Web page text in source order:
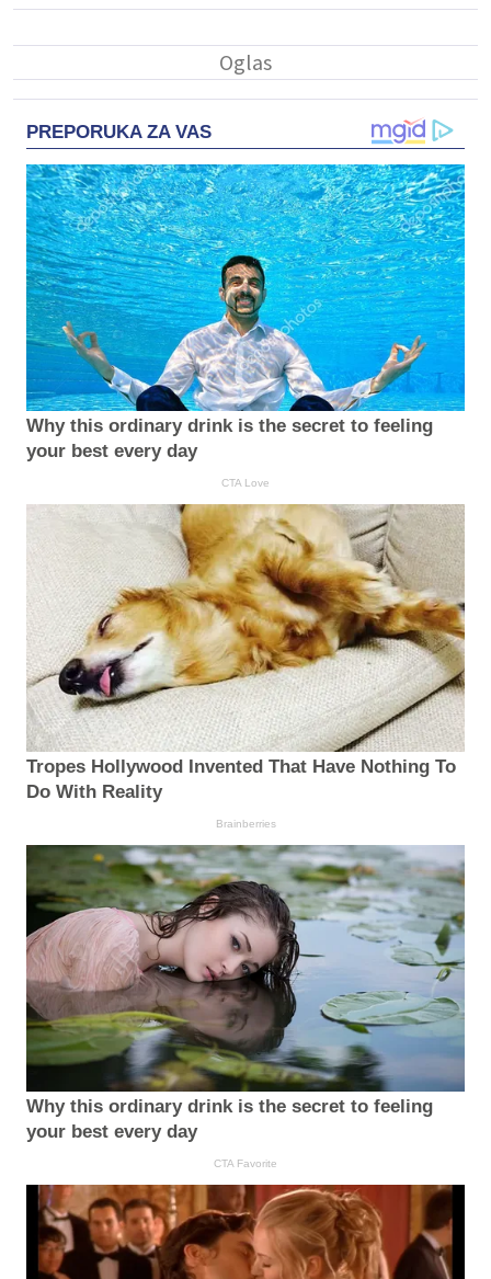
PREPORUKA ZA VAS
Why this ordinary drink is the secret to feeling
your best every day
CTA Love
Tropes Hollywood Invented That Have Nothing To
Do With Reality
Brainberries
Why this ordinary drink is the secret to feeling
your best every day
CTA Favorite